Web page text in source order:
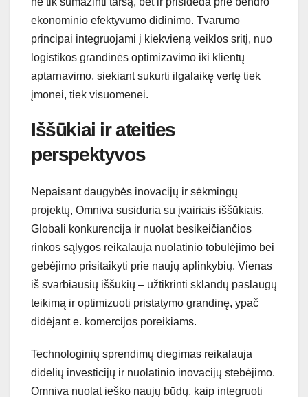
ekonominio efektyvumo didinimo. Tvarumo
principai integruojami į kiekvieną veiklos sritį, nuo
logistikos grandinės optimizavimo iki klientų
aptarnavimo, siekiant sukurti ilgalaikę vertę tiek
įmonei, tiek visuomenei.
Iššūkiai ir ateities
perspektyvos
Nepaisant daugybės inovacijų ir sėkmingų
projektų, Omniva susiduria su įvairiais iššūkiais.
Globali konkurencija ir nuolat besikeičiančios
rinkos sąlygos reikalauja nuolatinio tobulėjimo bei
gebėjimo prisitaikyti prie naujų aplinkybių. Vienas
iš svarbiausių iššūkių – užtikrinti sklandų paslaugų
teikimą ir optimizuoti pristatymo grandinę, ypač
didėjant e. komercijos poreikiams.
Technologinių sprendimų diegimas reikalauja
didelių investicijų ir nuolatinio inovacijų stebėjimo.
Omniva nuolat ieško naujų būdų, kaip integruoti